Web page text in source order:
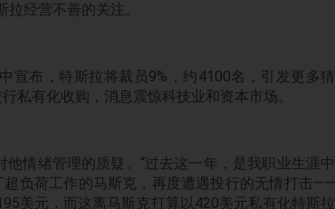
经营不善的关注。
宣布，特斯拉将裁员9%，约4100名，引发更多猜
私有化收购，消息震惊科技业和资本市场。
情绪管理的质疑。“过去这一年，是我职业生涯中
负荷工作的马斯克，再度遭遇投行的无情打击——
美元，而这离马斯克打算以420美元私有化特斯拉